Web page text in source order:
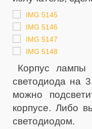
Корпус
светодиода на
можно
корпусе. Либо
светодиодом.